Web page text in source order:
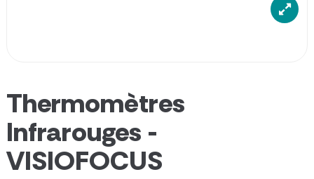
Thermomètres
Infrarouges -
VISIOFOCUS